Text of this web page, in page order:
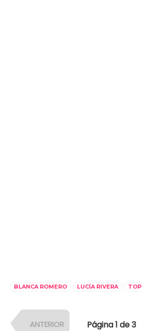
BLANCA ROMERO LUCÍA RIVERA TOP
ANTERIOR Página 1 de 3